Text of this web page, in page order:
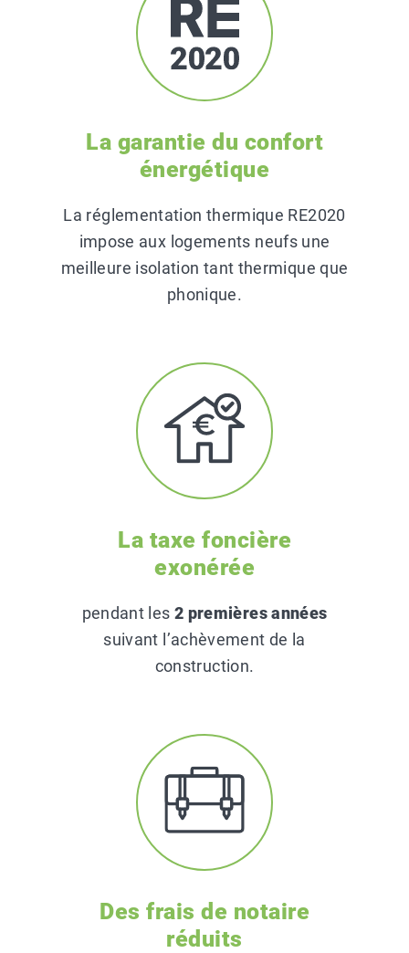
La garantie du confort
énergétique
La réglementation thermique RE2020
impose aux logements neufs une
meilleure isolation tant thermique que
phonique.
La taxe foncière
exonérée
pendant les 2 premières années
suivant l’achèvement de la
construction.
Des frais de notaire
réduits